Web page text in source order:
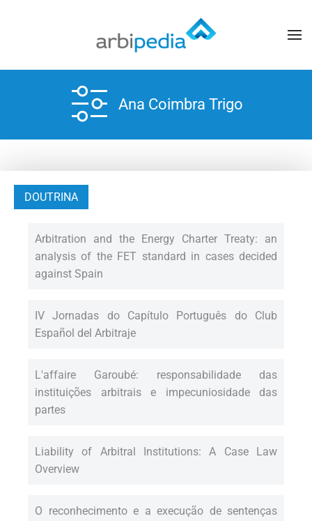
Ana Coimbra Trigo
DOUTRINA
Arbitration and the Energy Charter Treaty: an
analysis of the FET standard in cases decided
against Spain
IV Jornadas do Capítulo Português do Club
Español del Arbitraje
L'affaire Garoubé: responsabilidade das
instituições arbitrais e impecuniosidade das
partes
Liability of Arbitral Institutions: A Case Law
Overview
O reconhecimento e a execução de sentenças